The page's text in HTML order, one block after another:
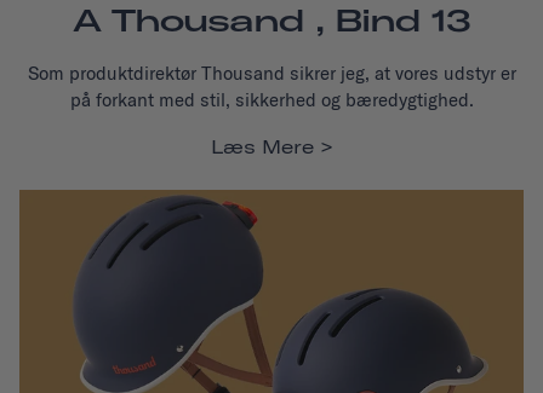
A Thousand , Bind 13
Som produktdirektør Thousand sikrer jeg, at vores udstyr er
på forkant med stil, sikkerhed og bæredygtighed.
Læs Mere